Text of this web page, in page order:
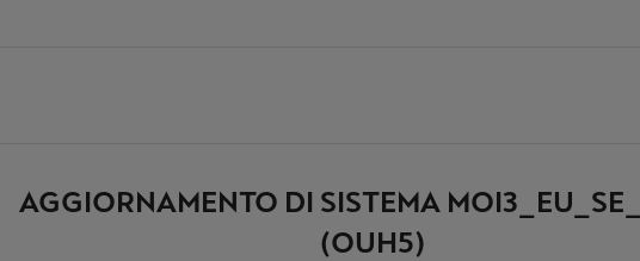
AGGIORNAMENTO DI SISTEMA
(OUH5)